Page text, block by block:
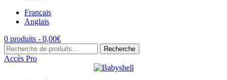
Français
Anglais
0 produits - 0,00€
Recherche
pour :
Recherche
Accès Pro